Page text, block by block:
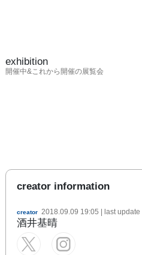
exhibition
開催中&これから開催の展覧会
creator information
creator 2018.09.09 19:05 | last update
酒井基晴